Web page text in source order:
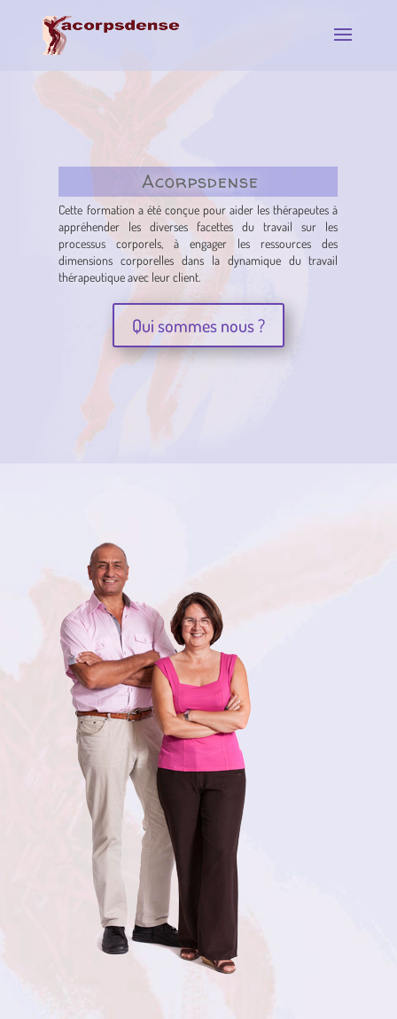
Acorpsdense
Cette formation a été conçue pour aider les thérapeutes à
appréhender les diverses facettes du travail sur les
processus corporels, à engager les ressources des
dimensions corporelles dans la dynamique du travail
thérapeutique avec leur client.
Qui sommes nous ?